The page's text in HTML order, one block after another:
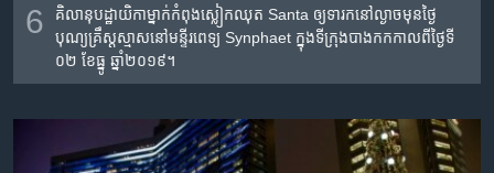
6
គិលានុបដ្ឋាយិកា​ម្នាក់​កំពុងស្លៀក​ឈុត Santa ឲ្យ​ទារក​នៅល្ងាចមុនថ្ងៃ
បុណ្យ​គ្រឹស្តស្មាស​នៅ​មន្ទីរពេទ្យ​ Synphaet ក្នុង​ទីក្រុង​បាងកក​កាលពី​ថ្ងៃទី​
០២ ខែធ្នូ ឆ្នាំ២០១៩។